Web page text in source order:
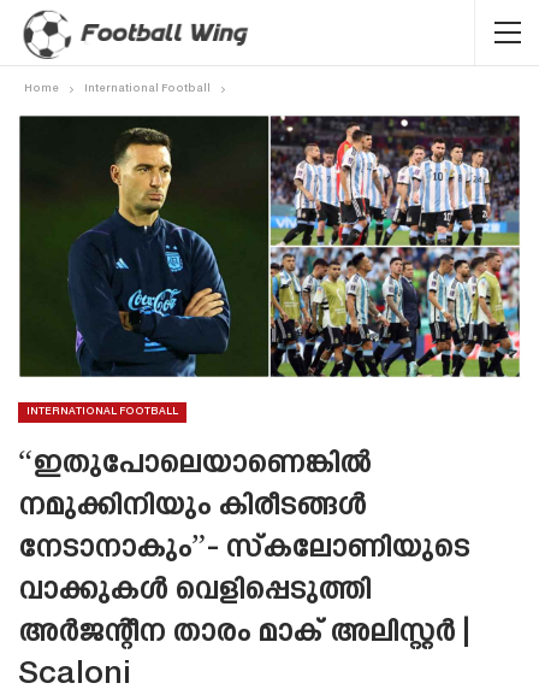
Home International Football
INTERNATIONAL FOOTBALL
“ഇതുപോലെയാണെങ്കിൽ
നമുക്കിനിയും കിരീടങ്ങൾ
നേടാനാകും”- സ്‌കലോണിയുടെ
വാക്കുകൾ വെളിപ്പെടുത്തി
അർജന്റീന താരം മാക് അലിസ്റ്റർ |
Scaloni